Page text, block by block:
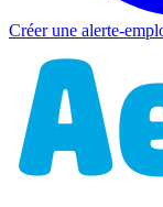
Créer une alerte-